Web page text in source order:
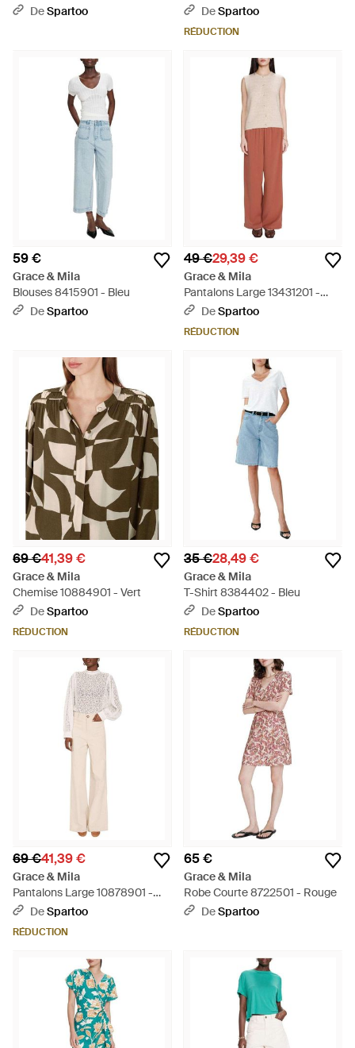
DeSpartoo
DeSpartoo
RÉDUCTION
59 €
Grace & Mila
Blouses 8415901 - Bleu
DeSpartoo
49 €29,39 €
Grace & Mila
Pantalons Large 13431201 -
Rouge
DeSpartoo
RÉDUCTION
69 €41,39 €
Grace & Mila
Chemise 10884901 - Vert
DeSpartoo
RÉDUCTION
35 €28,49 €
Grace & Mila
T-Shirt 8384402 - Bleu
DeSpartoo
RÉDUCTION
69 €41,39 €
Grace & Mila
Pantalons Large 10878901 -
Neutre
DeSpartoo
RÉDUCTION
65 €
Grace & Mila
Robe Courte 8722501 - Rouge
DeSpartoo